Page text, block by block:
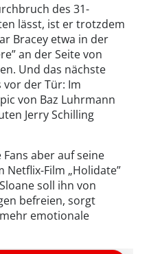
des 31-
lässt, ist er trotzdem
Bracey etwa in der
an der Seite von
Und das nächste
der Tür: Im
von Baz Luhrmann
Jerry Schilling
aber auf seine
Netflix-Film „Holidate”
soll ihn von
befreien, sorgt
emotionale